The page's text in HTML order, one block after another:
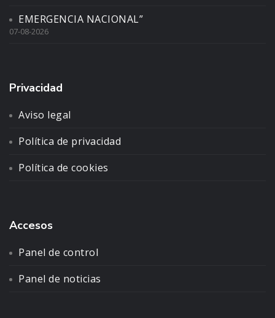
EMERGENCIA NACIONAL”
07-08-2026
Privacidad
Aviso legal
Política de privacidad
Política de cookies
Accesos
Panel de control
Panel de noticias